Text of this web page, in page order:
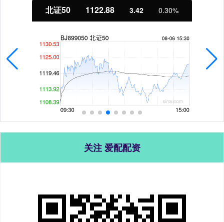
北证50 1122.88 3.42 0.30%
关注 爱配配资